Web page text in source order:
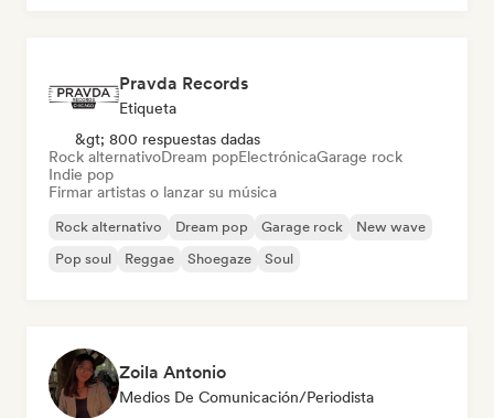
Pravda Records
Etiqueta
&gt; 800 respuestas dadas
Rock alternativoDream popElectrónicaGarage rock
Indie pop
Firmar artistas o lanzar su música
Rock alternativo Dream pop Garage rock
New wave
Pop soul
Reggae Shoegaze Soul
Zoila Antonio
Medios De Comunicación/Periodista